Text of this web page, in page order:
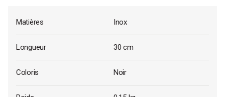
Matières Inox
Longueur 30 cm
Coloris Noir